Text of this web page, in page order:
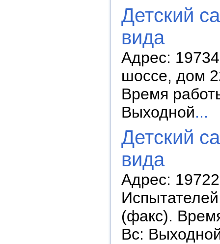
Детский
вида
Адрес:
шоссе, дом
Время
Выходной...
Детский
вида
Адрес:
(факс).
Вс: